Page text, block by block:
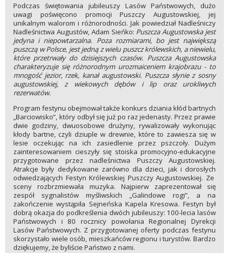
Podczas świętowania jubileuszy Lasów Państwowych, dużo
uwagi poświęcono promocji Puszczy Augustowskiej, jej
unikalnym walorom i różnorodności. Jak powiedział Nadleśniczy
Nadleśnictwa Augustów, Adam Sieńko: Puszcza Augustowska jest
jedyna i niepowtarzalna. Poza rozmiarami, bo jest największą
puszczą w Polsce, jest jedną z wielu puszcz królewskich, a niewielu,
które przetrwały do dzisiejszych czasów. Puszcza Augustowska
charakteryzuje się różnorodnym urozmaiceniem krajobrazu - to
mnogość jezior, rzek, kanał augustowski. Puszcza słynie z sosny
augustowskiej, z wiekowych dębów i lip oraz urokliwych
rezerwatów.
Program festynu obejmował także konkurs dziania kłód bartnych
„Barciowisko”, który odbył się już po raz jedenasty. Przez prawie
dwie godziny, dwuosobowe drużyny, rywalizowały wykonując
kłody bartne, czyli dziuple w drewnie, które to zawiesza się w
lesie oczekując na ich zasiedlenie przez pszczoły. Dużym
zainteresowaniem cieszyły się stoiska promocyjno-edukacyjne
przygotowane przez nadleśnictwa Puszczy Augustowskiej.
Atrakcje były dedykowane zarówno dla dzieci, jak i dorosłych
odwiedzających Festyn Królewskiej Puszczy Augustowskiej. Ze
sceny rozbrzmiewała muzyka. Najpierw zaprezentował się
zespół sygnalistów myśliwskich „Galindowe rogi”, a na
zakończenie wystąpiła Sejneńska Kapela Kresowa. Festyn był
dobrą okazja do podkreślenia dwóch jubileuszy: 100-lecia lasów
Państwowych i 80 rocznicy powołania Regionalnej Dyrekcji
Lasów Państwowych. Z przygotowanej oferty podczas festynu
skorzystało wiele osób, mieszkańców regionu i turystów. Bardzo
dziękujemy, że byliście Państwo z nami.